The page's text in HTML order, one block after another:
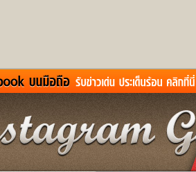
ข่าวสั้น
หนังใหม่
หมากรุกไทย